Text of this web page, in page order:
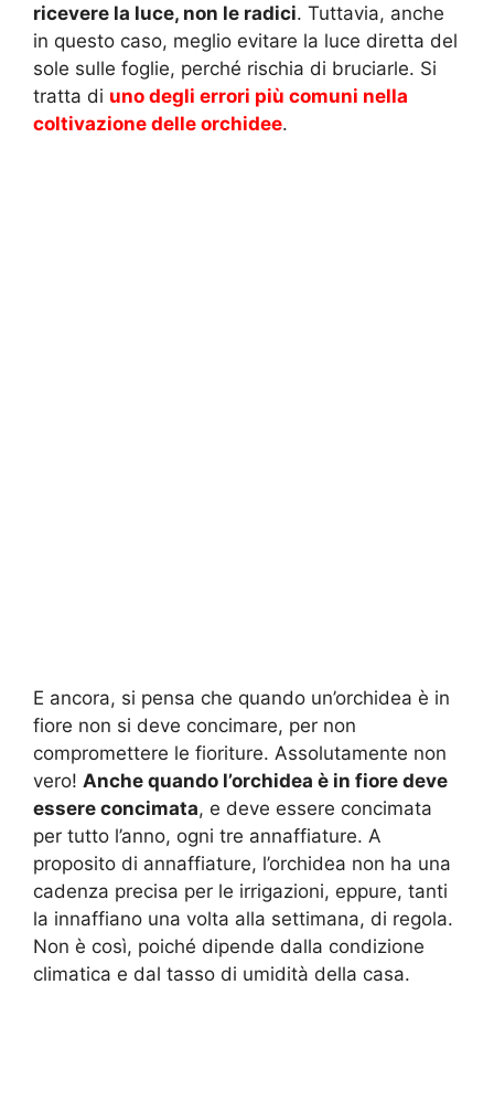
ricevere la luce, non le radici. Tuttavia, anche
in questo caso, meglio evitare la luce diretta del
sole sulle foglie, perché rischia di bruciarle. Si
tratta di uno degli errori più comuni nella
coltivazione delle orchidee.
E ancora, si pensa che quando un’orchidea è in
fiore non si deve concimare, per non
compromettere le fioriture. Assolutamente non
vero! Anche quando l’orchidea è in fiore deve
essere concimata, e deve essere concimata
per tutto l’anno, ogni tre annaffiature. A
proposito di annaffiature, l’orchidea non ha una
cadenza precisa per le irrigazioni, eppure, tanti
la innaffiano una volta alla settimana, di regola.
Non è così, poiché dipende dalla condizione
climatica e dal tasso di umidità della casa.